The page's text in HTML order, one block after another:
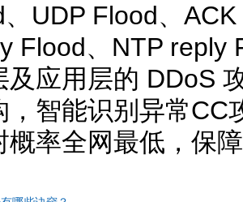
UDP Flood、
Flood、NTP reply
及应用层的 DDoS
，智能识别异常CC
概率全网最低，保